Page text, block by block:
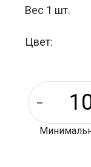
Вес 1 шт.
Ширина
Цвет: